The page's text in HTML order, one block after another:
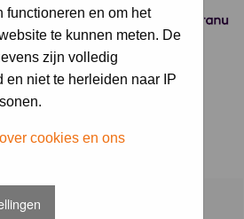
Sponsored by
functioneren en om het
te kunnen meten. De
zijn volledig
en niet te herleiden naar IP
cookies en ons
11:53